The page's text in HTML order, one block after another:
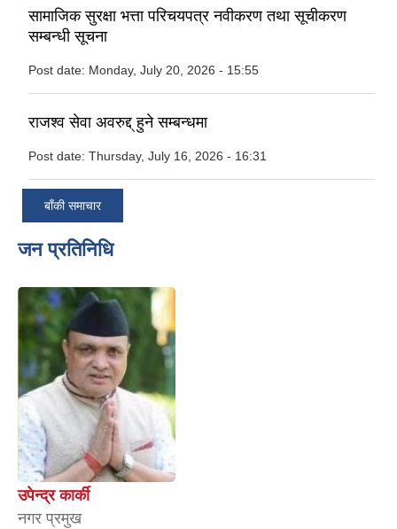
सामाजिक सुरक्षा भत्ता परिचयपत्र नवीकरण तथा सूचीकरण
सम्बन्धी सूचना
Post date: Monday, July 20, 2026 - 15:55
राजश्व सेवा अवरुद्द् हुने सम्बन्धमा
Post date: Thursday, July 16, 2026 - 16:31
बाँकी समाचार
जन प्रतिनिधि
उपेन्द्र कार्की
नगर प्रमुख